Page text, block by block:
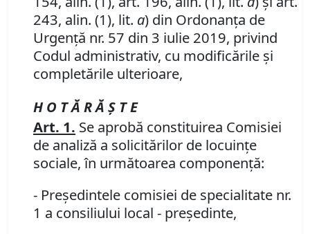
243, alin. (1), lit. a) din Ordonanța de
Urgență nr. 57 din 3 iulie 2019, privind
Codul administrativ, cu modificările și
completările ulterioare,
H O T Ă R Ă Ş T E
Art. 1. Se aprobă constituirea Comisiei
de analiză a solicitărilor de locuinţe
sociale, în următoarea componență:
- Președintele comisiei de specialitate nr.
1 a consiliului local - președinte,